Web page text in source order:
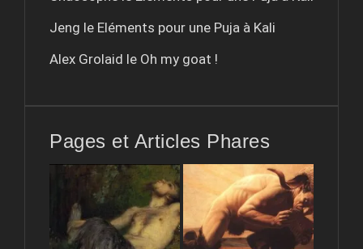
Jeng le Eléments pour une Puja à Kali
Alex Grolaid le Oh my goat !
Pages et Articles Phares